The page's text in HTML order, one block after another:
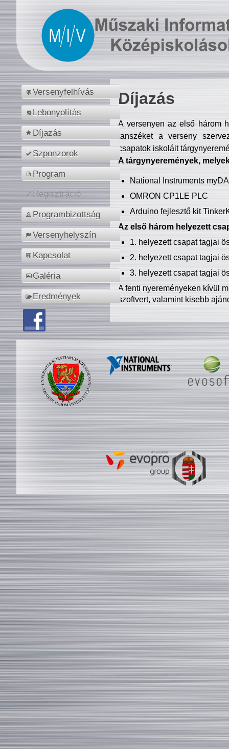
Versenyfelhívás
Lebonyolítás
Díjazás
Szponzorok
Program
Regisztráció
Programbizottság
Versenyhelyszín
Kapcsolat
Galéria
Eredmények
Díjazás
A versenyen az első három
tanszéket a verseny
csapatok iskoláit
A tárgynyeremények,
National Instruments
OMRON CP1LE PLC
Arduino fejlesztő kit
Az első három helyezett
1. helyezett csapat tagjai
2. helyezett csapat tagjai
3. helyezett csapat tagjai
A fenti nyereményeken kívül
szoftvert, valamint kisebb